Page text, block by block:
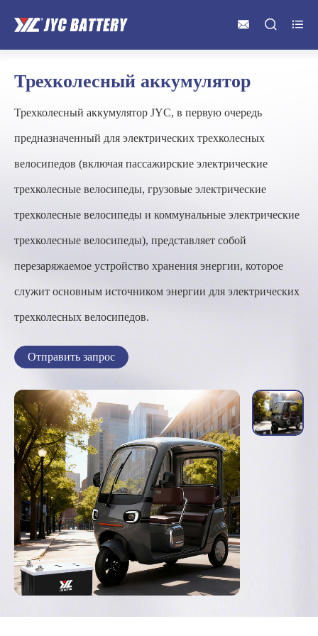
  
Трехколесный аккумулятор
Трехколесный аккумулятор JYC, в первую очередь
предназначенный для электрических трехколесных
велосипедов (включая пассажирские электрические
трехколесные велосипеды, грузовые электрические
трехколесные велосипеды и коммунальные электрические
трехколесные велосипеды), представляет собой
перезаряжаемое устройство хранения энергии, которое
служит основным источником энергии для электрических
трехколесных велосипедов.
Отправить запрос